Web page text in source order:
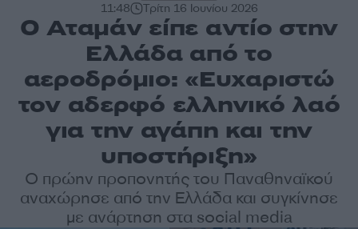
11:48 Τρίτη 16 Ιουνίου 2026
Ο Αταμάν είπε αντίο στην
Ελλάδα από το
αεροδρόμιο: «Ευχαριστώ
τον αδερφό ελληνικό λαό
για την αγάπη και την
υποστήριξη»
Ο πρώην προπονητής του Παναθηναϊκού
αναχώρησε από την Ελλάδα και συγκίνησε
με ανάρτηση στα social media